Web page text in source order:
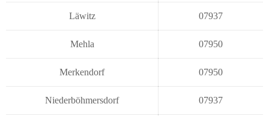
Läwitz 07937
Mehla 07950
Merkendorf 07950
Niederböhmersdorf 07937